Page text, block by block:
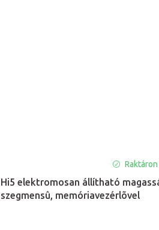
Hi5 elektromosan állítható
szegmensû, memóriavezérlõvel
termék
átlagos
értékelése